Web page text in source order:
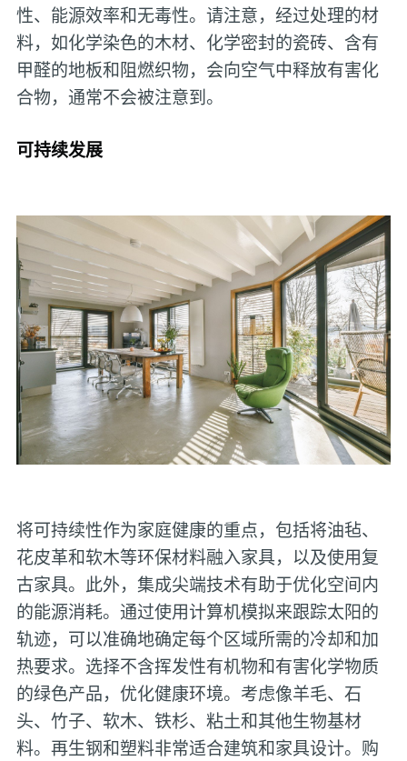
性、能源效率和无毒性。请注意，经过处理的材
料，如化学染色的木材、化学密封的瓷砖、含有
甲醛的地板和阻燃织物，会向空气中释放有害化
合物，通常不会被注意到。
可持续发展
将可持续性作为家庭健康的重点，包括将油毡、
花皮革和软木等环保材料融入家具，以及使用复
古家具。此外，集成尖端技术有助于优化空间内
的能源消耗。通过使用计算机模拟来跟踪太阳的
轨迹，可以准确地确定每个区域所需的冷却和加
热要求。选择不含挥发性有机物和有害化学物质
的绿色产品，优化健康环境。考虑像羊毛、石
头、竹子、软木、铁杉、粘土和其他生物基材
料。再生钢和塑料非常适合建筑和家具设计。购